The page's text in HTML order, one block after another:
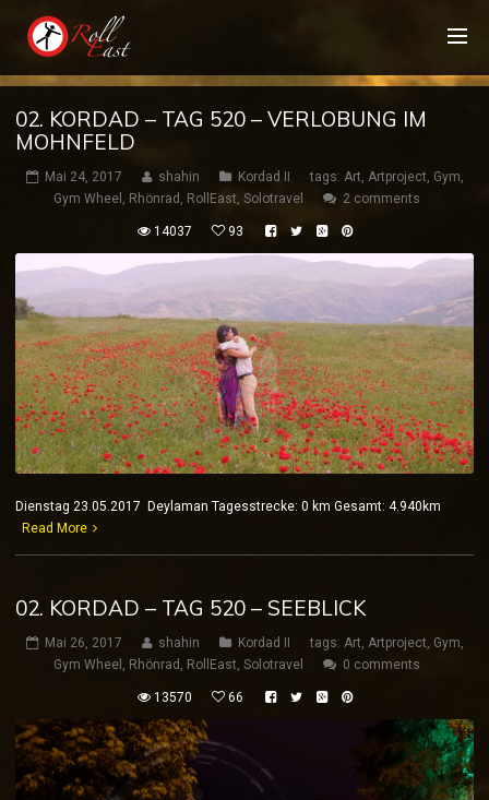
02. KORDAD – TAG 520 – VERLOBUNG IM
MOHNFELD
Mai 24, 2017 shahin Kordad II tags: Art, Artproject, Gym,
Gym Wheel , Rhönrad , RollEast, Solotravel 2 comments
14037 93
Dienstag 23.05.2017 Deylaman Tagesstrecke: 0 km Gesamt: 4.940km
Read More
02. KORDAD – TAG 520 – SEEBLICK
Mai 26, 2017 shahin Kordad II tags: Art, Artproject, Gym,
Gym Wheel , Rhönrad , RollEast, Solotravel 0 comments
13570 66